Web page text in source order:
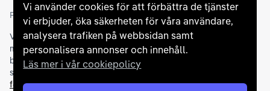
Vi använder cookies för att förbättra de tjänster
vi erbjuder, öka säkerheten för våra användare,
analysera trafiken på webbsidan samt
personalisera annonser och innehåll.
Läs mer i vår cookiepolicy
Partners och betallösningar
Vi samarbetar medflertalet banker för att erbjuda dig bästa
möjliga finansieringslösning och stödjer en rad olika
betalningsmetoder. För att du ska känna dig trygg vid ditt köp
samarbetar vi med Folksam och AutoConcept gällande
försäkringar och garantier.